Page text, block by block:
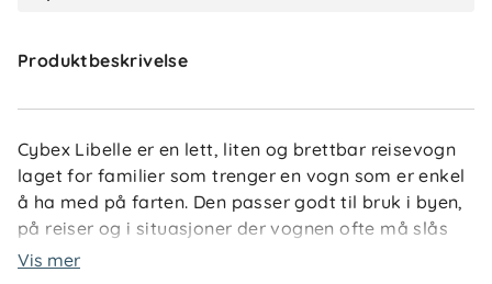
Produktbeskrivelse
Cybex Libelle er en lett, liten og brettbar reisevogn
laget for familier som trenger en vogn som er enkel
å ha med på farten. Den passer godt til bruk i byen,
på reiser og i situasjoner der vognen ofte må slås
sammen og bæres.
Vis mer